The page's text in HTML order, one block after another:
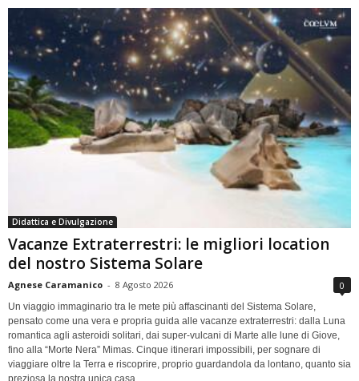
Didattica e Divulgazione
Vacanze Extraterrestri: le migliori location
del nostro Sistema Solare
Agnese Caramanico - 8 Agosto 2026 0
Un viaggio immaginario tra le mete più affascinanti del Sistema Solare,
pensato come una vera e propria guida alle vacanze extraterrestri: dalla Luna
romantica agli asteroidi solitari, dai super-vulcani di Marte alle lune di Giove,
fino alla “Morte Nera” Mimas. Cinque itinerari impossibili, per sognare di
viaggiare oltre la Terra e riscoprire, proprio guardandola da lontano, quanto sia